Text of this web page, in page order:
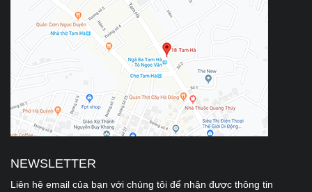
NEWSLETTER
Liên hệ email của bạn với chúng tôi để nhận được thông tin